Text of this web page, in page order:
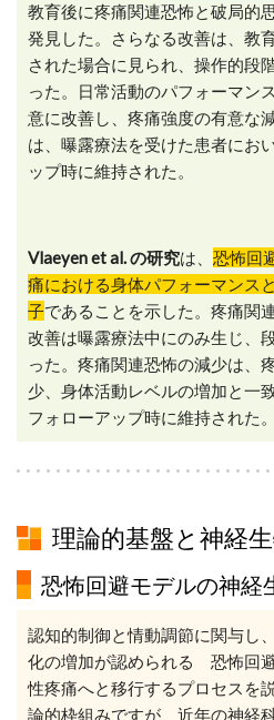
教育後に疼痛関連恐怖と破局的
発見した。さらなる改善は、教
された場合に見られ、操作的段
った。日常活動のパフォーマン
意に改善し、疼痛強度の有意な
は、曝露療法を受けた患者にお
ップ時に維持された。
Vlaeyen et al. の研究は、 恐怖回
痛における身体パフォーマンス
子であることを示した。疼痛関
改善は曝露療法中にのみ生じ、
った。疼痛関連恐怖の減少は、
少、身体活動レベルの増加と一
フォローアップ時に維持された。
理論的基盤と神経
恐怖回避モデルの神経
認知的制御と情動調節に関与し
化の増加が認められる 恐怖回
性疼痛へと移行するプロセスを
論的枠組みですが、近年の神経